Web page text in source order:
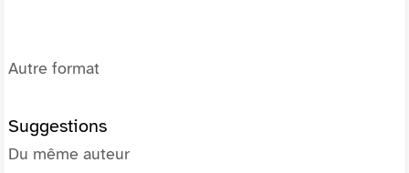
Autre format
Suggestions
Du même auteur